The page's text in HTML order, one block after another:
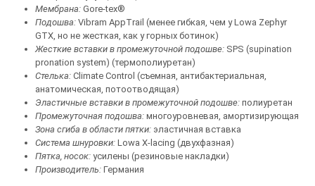
Мембрана: Gore-tex®
Подошва: Vibram AppTrail (менее гибкая, чем у Lowa Zephyr
GTX, но не жесткая, как у горных ботинок)
Жесткие вставки в промежуточной подошве: SPS (supination
pronation system) (термополиуретан)
Стелька: Climate Control (съемная, антибактериальная,
анатомическая, потоотводящая)
Эластичные вставки в промежуточной подошве: полиуретан
Промежуточная подошва: многоуровневая, амортизирующая
Зона сгиба в области пятки: эластичная вставка
Система шнуровки: Lowa X-lacing (двухфазная)
Пятка, носок: усилены (резиновые накладки)
Производитель: Германия